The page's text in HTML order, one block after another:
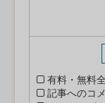
有料・無料
記事へのコ